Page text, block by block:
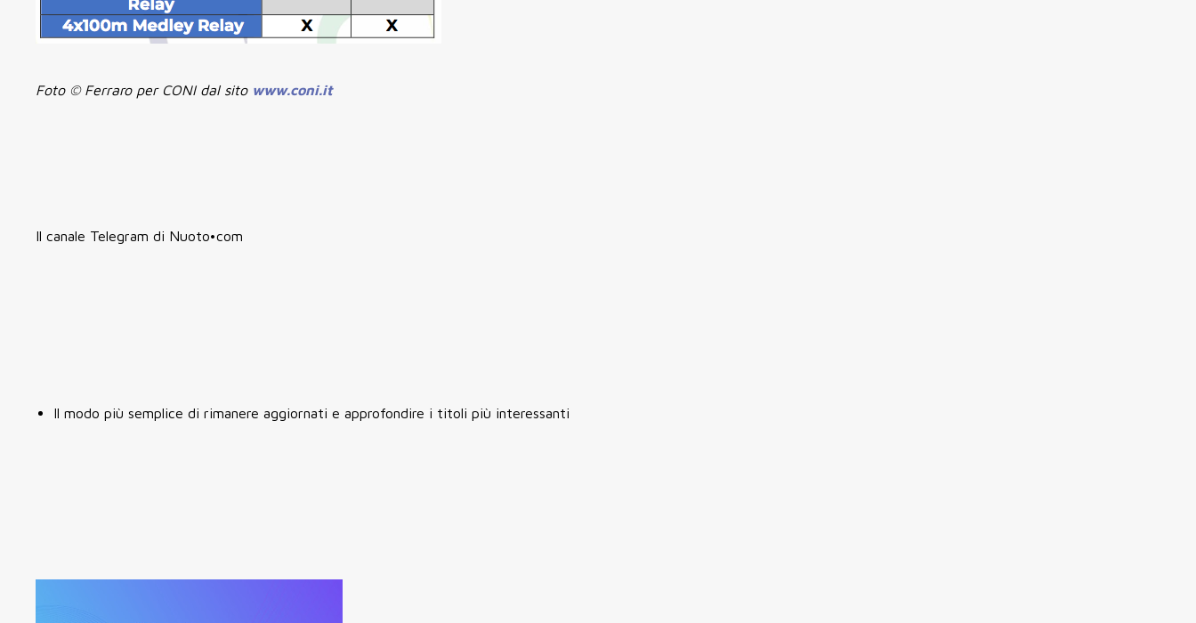
Foto © Ferraro per CONI dal sito www.coni.it
Il canale Telegram di Nuoto•com
Il modo più semplice di rimanere aggiornati e approfondire i titoli più interessanti